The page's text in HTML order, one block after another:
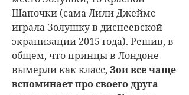
Шапочки (сама Лили Джеймс
играла Золушку в диснеевской
экранизации 2015 года). Решив, в
общем, что принцы в Лондоне
вымерли как класс, Зои все чаще
вспоминает про своего друга